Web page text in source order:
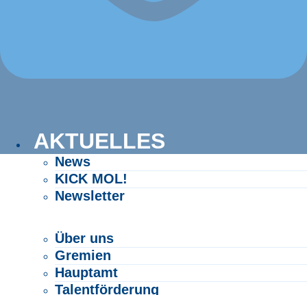
AKTUELLES
News
KICK MOL!
Newsletter
Über uns
Gremien
Hauptamt
Talentförderung